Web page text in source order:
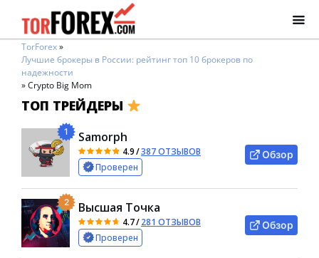
TorForex»
Лучшие брокеры в России: рейтинг топ 10 брокеров по
надежности
»Crypto Big Mom
ТОП ТРЕЙДЕРЫ
1 Samorph
4.9/387 ОТЗЫВОВ
Проверен
Обзор
2 Высшая Точка
4.7/281 ОТЗЫВОВ
Проверен
Обзор